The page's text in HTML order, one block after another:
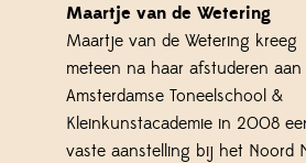
Maartje van de Wetering
Maartje van de Wetering kreeg
meteen na haar afstuderen aan
Amsterdamse Toneelschool &
Kleinkunstacademie in 2008
vaste aanstelling bij het Noord